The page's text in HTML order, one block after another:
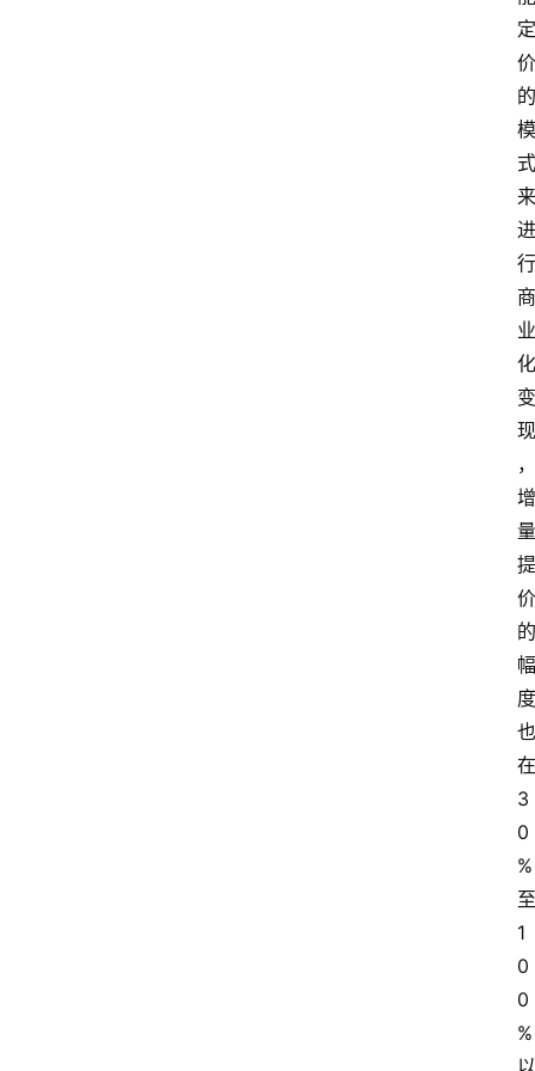
定
价
的
模
式
来
进
行
商
业
化
变
现
，
增
量
提
价
的
幅
度
也
在
3
0
%
至
1
0
0
%
以